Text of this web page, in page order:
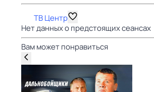
ТВ Центр
Нет данных о предстоящих сеансах
Вам может понравиться